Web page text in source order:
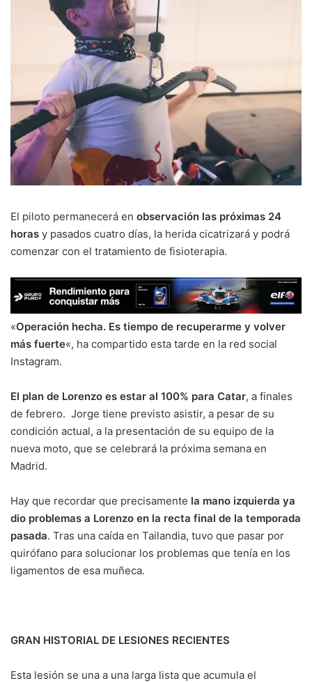
El piloto permanecerá en observación las próximas 24
horas y pasados cuatro días, la herida cicatrizará y podrá
comenzar con el tratamiento de fisioterapia.
«Operación hecha. Es tiempo de recuperarme y volver
más fuerte«, ha compartido esta tarde en la red social
Instagram.
El plan de Lorenzo es estar al 100% para Catar, a finales
de febrero. Jorge tiene previsto asistir, a pesar de su
condición actual, a la presentación de su equipo de la
nueva moto, que se celebrará la próxima semana en
Madrid.
Hay que recordar que precisamente la mano izquierda ya
dio problemas a Lorenzo en la recta final de la temporada
pasada. Tras una caída en Tailandia, tuvo que pasar por
quirófano para solucionar los problemas que tenía en los
ligamentos de esa muñeca.
GRAN HISTORIAL DE LESIONES RECIENTES
Esta lesión se una a una larga lista que acumula el